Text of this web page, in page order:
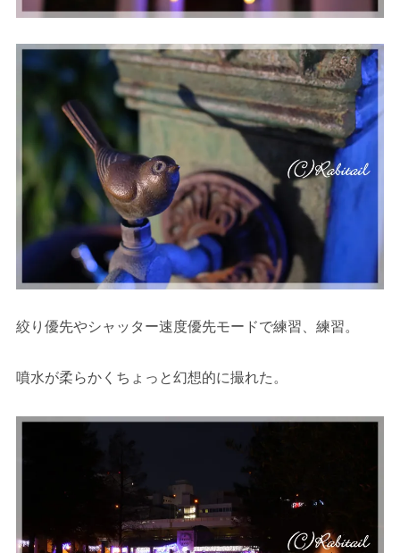
絞り優先やシャッター速度優先モードで練習、練習。
噴水が柔らかくちょっと幻想的に撮れた。